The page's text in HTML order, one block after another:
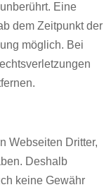
Eine
dem Zeitpunkt der
möglich. Bei
Webseiten Dritter,
Deshalb
keine Gewähr